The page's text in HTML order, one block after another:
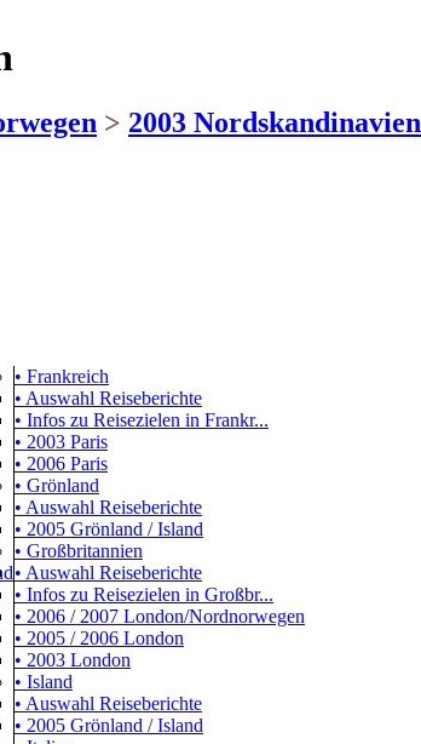
> 2003 Nordskandinavien
• Frankreich
• Auswahl Reiseberichte
• Infos zu Reisezielen in Frankr...
• 2003 Paris
• 2006 Paris
• Grönland
• Auswahl Reiseberichte
• 2005 Grönland / Island
• Großbritannien
• Auswahl Reiseberichte
• Infos zu Reisezielen in Großbr...
• 2006 / 2007 London/Nordnorwegen
• 2005 / 2006 London
• 2003 London
• Island
• Auswahl Reiseberichte
• 2005 Grönland / Island